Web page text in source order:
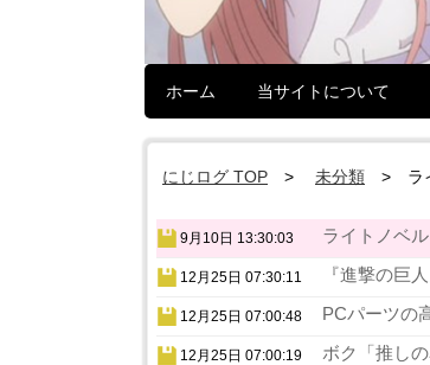
ホーム 当サイトについて
にじログ TOP 未分類 ラ
9月10日 13:30:03 ライトノベ
12月25日 07:30:11 『進撃の巨
12月25日 07:00:48 PCパーツの
12月25日 07:00:19 ボク「推し